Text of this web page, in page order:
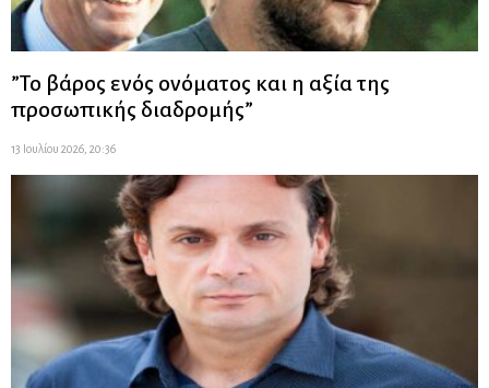
”Το βάρος ενός ονόματος και η αξία της
προσωπικής διαδρομής”
13 Ιουλίου 2026, 20:36